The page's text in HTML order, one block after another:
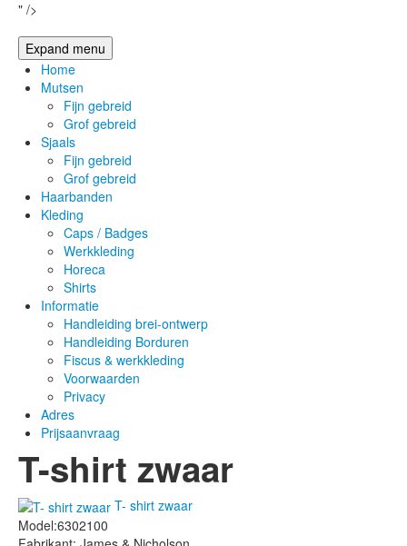
" />
Expand menu
Home
Mutsen
Fijn gebreid
Grof gebreid
Sjaals
Fijn gebreid
Grof gebreid
Haarbanden
Kleding
Caps / Badges
Werkkleding
Horeca
Shirts
Informatie
Handleiding brei-ontwerp
Handleiding Borduren
Fiscus & werkkleding
Voorwaarden
Privacy
Adres
Prijsaanvraag
T-shirt zwaar
T- shirt zwaar
Model:6302100